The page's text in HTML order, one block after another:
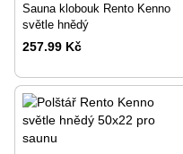
Sauna klobouk Rento Kenno
světle hnědý
257.99 Kč